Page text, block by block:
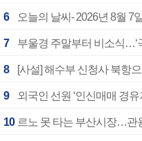
6 오늘의 날씨- 2026년 8월 7
7 부울경 주말부터 비소식…‘
8 [사설] 해수부 신청사 북항
9 외국인 선원 ‘인신매매 경
10 르노 못 타는 부산시장…관